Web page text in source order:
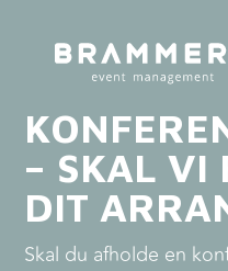
– SKAL VI
DIT
Skal du afholde en